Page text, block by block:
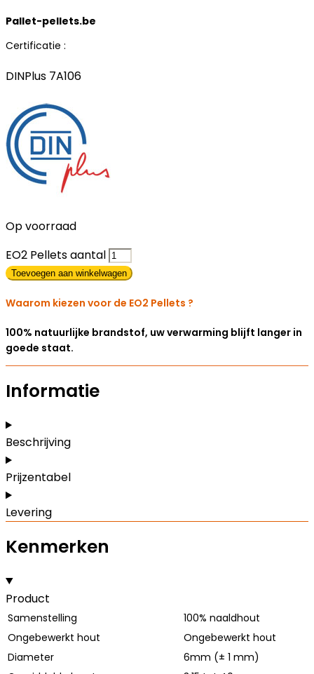
Pallet-pellets.be
Certificatie :
DINPlus 7A106
Op voorraad
EO2 Pellets aantal
Toevoegen aan winkelwagen
Waarom kiezen voor de EO2 Pellets ?
100% natuurlijke brandstof, uw verwarming blijft langer in
goede staat.
Informatie
Beschrijving
Prijzentabel
Levering
Kenmerken
Product
Samenstelling
100% naaldhout
Ongebewerkt hout
Ongebewerkt hout
Diameter
6mm (± 1 mm)